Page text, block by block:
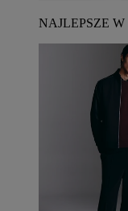
NAJLEPSZE